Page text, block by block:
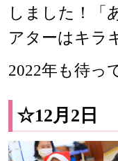
しました！「
アターはキラ
2022年も待っ
☆12月2日